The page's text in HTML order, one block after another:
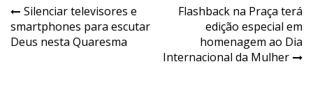
Navegação
de
Silenciar televisores e
smartphones para escutar
Deus nesta Quaresma
Flashback na Praça terá
edição especial em
homenagem ao Dia
Internacional da Mulher